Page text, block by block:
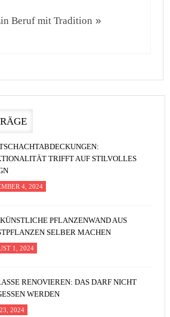
Beruf mit Tradition »
TRIFFT AUF STILVOLLES
4, 2024
PFLANZENWAND AUS
SELBER MACHEN
1, 2024
RENOVIEREN: DAS DARF NICHT
WERDEN
2024